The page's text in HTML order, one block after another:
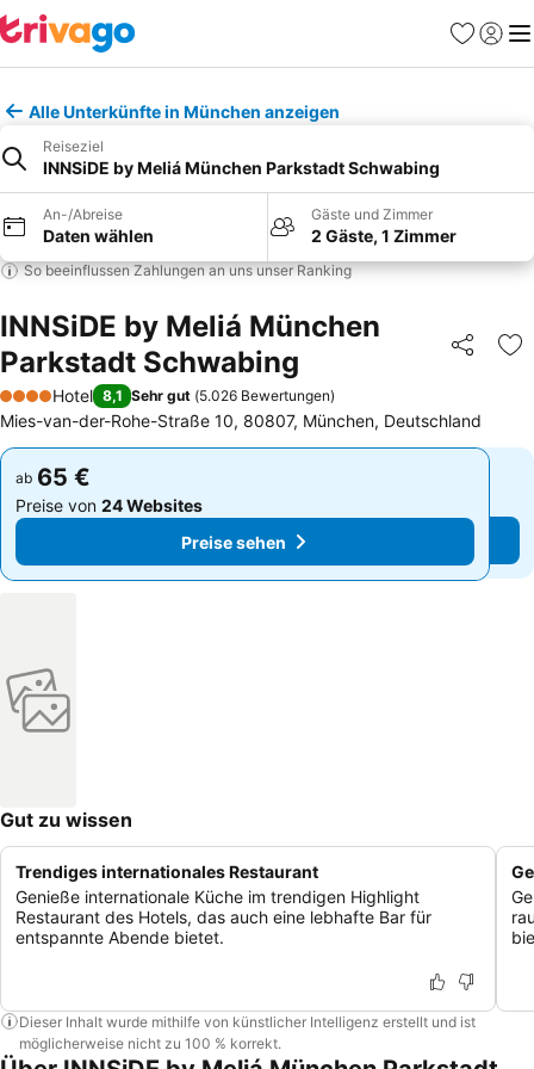
Favoriten
Alle Unterkünfte in München anzeigen
Reiseziel
INNSiDE by Meliá München Parkstadt Schwabing
An-/Abreise
Daten wählen
Gäste und Zimmer
2 Gäste, 1 Zimmer
So beeinflussen Zahlungen an uns unser Ranking
INNSiDE by Meliá München
Parkstadt Schwabing
Teilen
4 Sterne
Hotel 8,1 Sehr gut (5.026 Bewertungen)
Mies-van-der-Rohe-Straße 10, 80807, München, Deutschland
ab 65 €
Preise von 24 Websites
Preise sehen
ab 65 €
Preise von 24 Websites
Preise sehen
Gut zu wissen
Trendiges internationales Restaurant
Genieße internationale Küche im trendigen Highlight
Restaurant des Hotels, das auch eine lebhafte Bar für
entspannte Abende bietet.
Dieser Inhalt wurde mithilfe von künstlicher Intelligenz erstellt und ist
möglicherweise nicht zu 100 % korrekt.